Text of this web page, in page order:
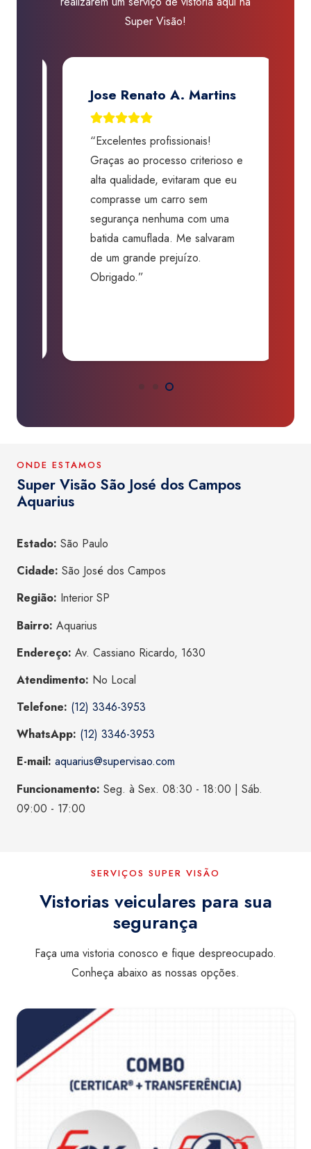
Super Visão!
Jose Renato A. Martins
“Excelentes profissionais!
Graças ao processo criterioso e
alta qualidade, evitaram que eu
comprasse um carro sem
segurança nenhuma com uma
batida camuflada. Me salvaram
de um grande prejuízo.
Obrigado.”
ONDE ESTAMOS
Super Visão São José dos Campos
Aquarius
Estado: São Paulo
Cidade: São José dos Campos
Região: Interior SP
Bairro: Aquarius
Endereço: Av. Cassiano Ricardo, 1630
Atendimento: No Local
Telefone: (12) 3346-3953
WhatsApp: (12) 3346-3953
E-mail: aquarius@supervisao.com
Funcionamento: Seg. à Sex. 08:30 - 18:00 | Sáb.
09:00 - 17:00
SERVIÇOS SUPER VISÃO
Vistorias veiculares para sua
segurança
Faça uma vistoria conosco e fique despreocupado.
Conheça abaixo as nossas opções.